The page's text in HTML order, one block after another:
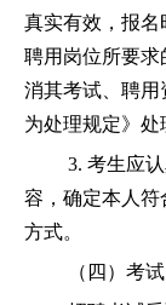
真实有效，报名
聘用岗位所要求
消其考试、聘
为处理规定》处
3. 考生应
容，确定本人符
方式。
（四）考试